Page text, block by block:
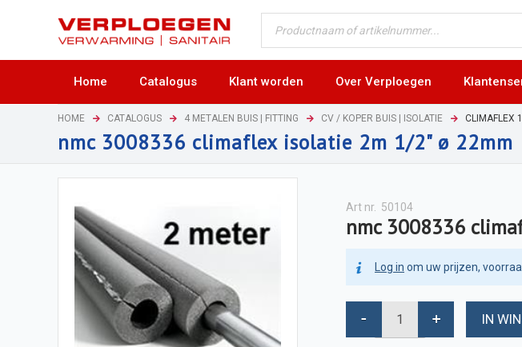
Home Catalogus Klant worden Over Verploegen
HOME CATALOGUS 4 METALEN BUIS | FITTING CV / KOPER BUIS | ISOLATIE CLIMAFLEX
nmc 3008336 climaflex isolatie 2m 1/2" ø 22mm
Art nr. 50104
nmc 3008336
Log in om uw prijzen,
IN